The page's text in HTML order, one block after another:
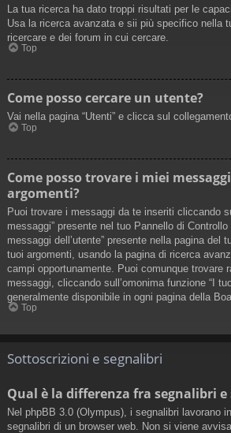
La tua ricerca ha dato troppi risultati per le
Usa la ricerca avanzata e sii più specifico nella
ricercare e dei forum in cui cercare.
Top
Come posso cercare un utente?
Vai nella pagina “Utenti” e clicca sul
Top
Come posso trovare i miei
argomenti?
Puoi trovare i messaggi da te inseriti cliccando
messaggi” presente nel tuo Pannello di
messaggi dell’utente” presente nella pagina del
tuoi argomenti, usando la pagina di ricerca
campi opportunamente. Puoi comunque trovare
messaggi, cliccando sull’omonima funzione “I
generalmente disponibile in ogni pagina della
Top
Sottoscrizioni e segnalibri
Qual è la differenza fra segnalibri
Nel phpBB 3.0 (Olympus), i segnalibri lavorano
segnalibri di un browser web. Non si viene